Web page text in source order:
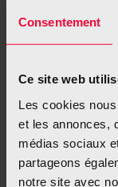
Consentement
Ce site web
Les cookies
et les annonces,
médias sociaux
partageons
notre site avec
Luxemburger
Cancer vor
August 2017 ein
getreten ist, hat
der